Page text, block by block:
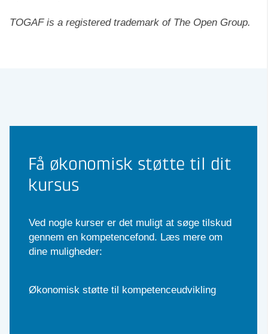
TOGAF is a registered trademark of The Open Group.
Få økonomisk støtte til dit
kursus
Ved nogle kurser er det muligt at søge tilskud
gennem en kompetencefond. Læs mere om
dine muligheder:
Økonomisk støtte til kompetenceudvikling